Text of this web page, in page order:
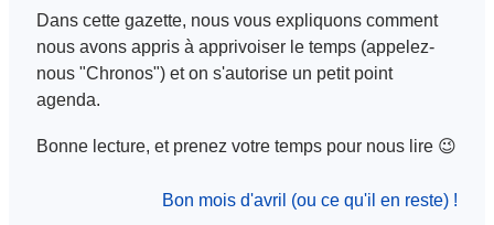
Dans cette gazette, nous vous expliquons comment
nous avons appris à apprivoiser le temps (appelez-
nous "Chronos") et on s'autorise un petit point
agenda.
Bonne lecture, et prenez votre temps pour nous lire 😉
Bon mois d'avril (ou ce qu'il en reste) !